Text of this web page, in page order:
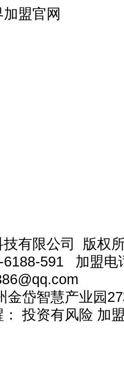
盟官网
技有限公司 版
6188-591 加盟电
金岱智慧产业园
投资有风险 加